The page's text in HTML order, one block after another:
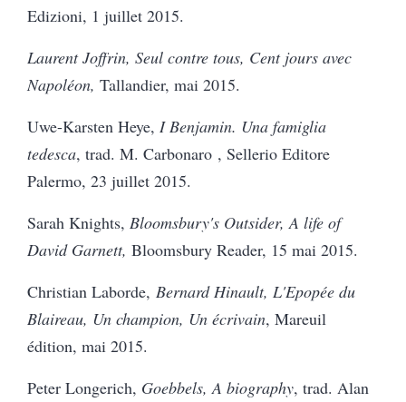
Edizioni, 1 juillet 2015.
Laurent Joffrin, Seul contre tous, Cent jours avec
Napoléon, Tallandier, mai 2015.
Uwe-Karsten Heye, I Benjamin. Una famiglia
tedesca, trad. M. Carbonaro , Sellerio Editore
Palermo, 23 juillet 2015.
Sarah Knights, Bloomsbury's Outsider, A life of
David Garnett, Bloomsbury Reader, 15 mai 2015.
Christian Laborde, Bernard Hinault, L'Epopée du
Blaireau, Un champion, Un écrivain, Mareuil
édition, mai 2015.
Peter Longerich, Goebbels, A biography, trad. Alan